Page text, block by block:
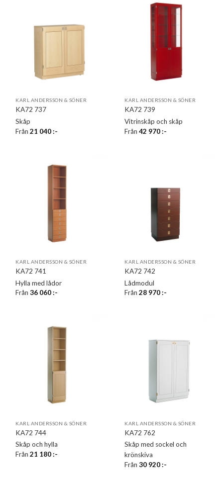
KARL ANDERSSON & SÖNER
KA72 737
Skåp
Från21 040:-
KARL ANDERSSON & SÖNER
KA72 739
Vitrinskåp och skåp
Från42 970:-
KARL ANDERSSON & SÖNER
KA72 741
Hylla med lådor
Från36 060:-
KARL ANDERSSON & SÖNER
KA72 742
Lådmodul
Från28 970:-
KARL ANDERSSON & SÖNER
KA72 744
Skåp och hylla
Från21 180:-
KARL ANDERSSON & SÖNER
KA72 762
Skåp med sockel och
krönskiva
Från30 920:-